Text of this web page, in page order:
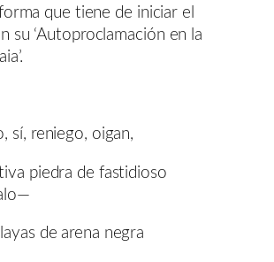
que tiene de iniciar el
su ‘Autoproclamación en la
sí, reniego, oigan,
piedra de fastidioso
de arena negra